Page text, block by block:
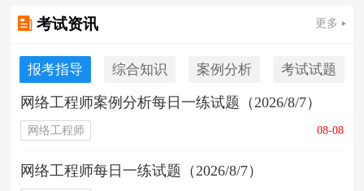
考试资讯 更多
报考指导 综合知识 案例分析 考试试题
网络工程师案例分析每日一练试题（2026/8/7）
网络工程师 08-08
网络工程师每日一练试题（2026/8/7）